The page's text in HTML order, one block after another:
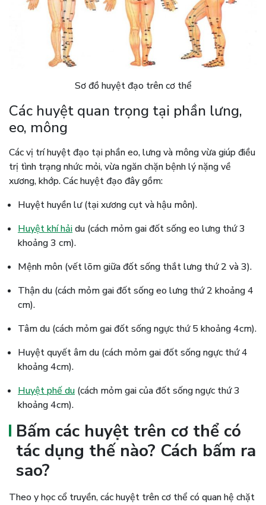
Sơ đồ huyệt đạo trên cơ thể
Các huyệt quan trọng tại phần lưng,
eo, mông
Các vị trí huyệt đạo tại phần eo, lưng và mông vừa giúp điều
trị tình trạng nhức mỏi, vừa ngăn chặn bệnh lý nặng về
xương, khớp. Các huyệt đạo đây gồm:
Huyệt huyền lư (tại xương cụt và hậu môn).
Huyệt khí hảidu (cách mỏm gai đốt sống eo lưng thứ 3
khoảng 3 cm).
Mệnh môn (vết lõm giữa đốt sống thắt lưng thứ 2 và 3).
Thận du (cách mỏm gai đốt sống eo lưng thứ 2 khoảng 4
cm).
Tâm du (cách mỏm gai đốt sống ngực thứ 5 khoảng 4cm).
Huyệt quyết âm du (cách mỏm gai đốt sống ngực thứ 4
khoảng 4cm).
Huyệt phế du (cách mỏm gai của đốt sống ngực thứ 3
khoảng 4cm).
Bấm các huyệt trên cơ thể có
tác dụng thế nào? Cách bấm ra
sao?
Theo y học cổ truyền, các huyệt trên cơ thể có quan hệ chặt